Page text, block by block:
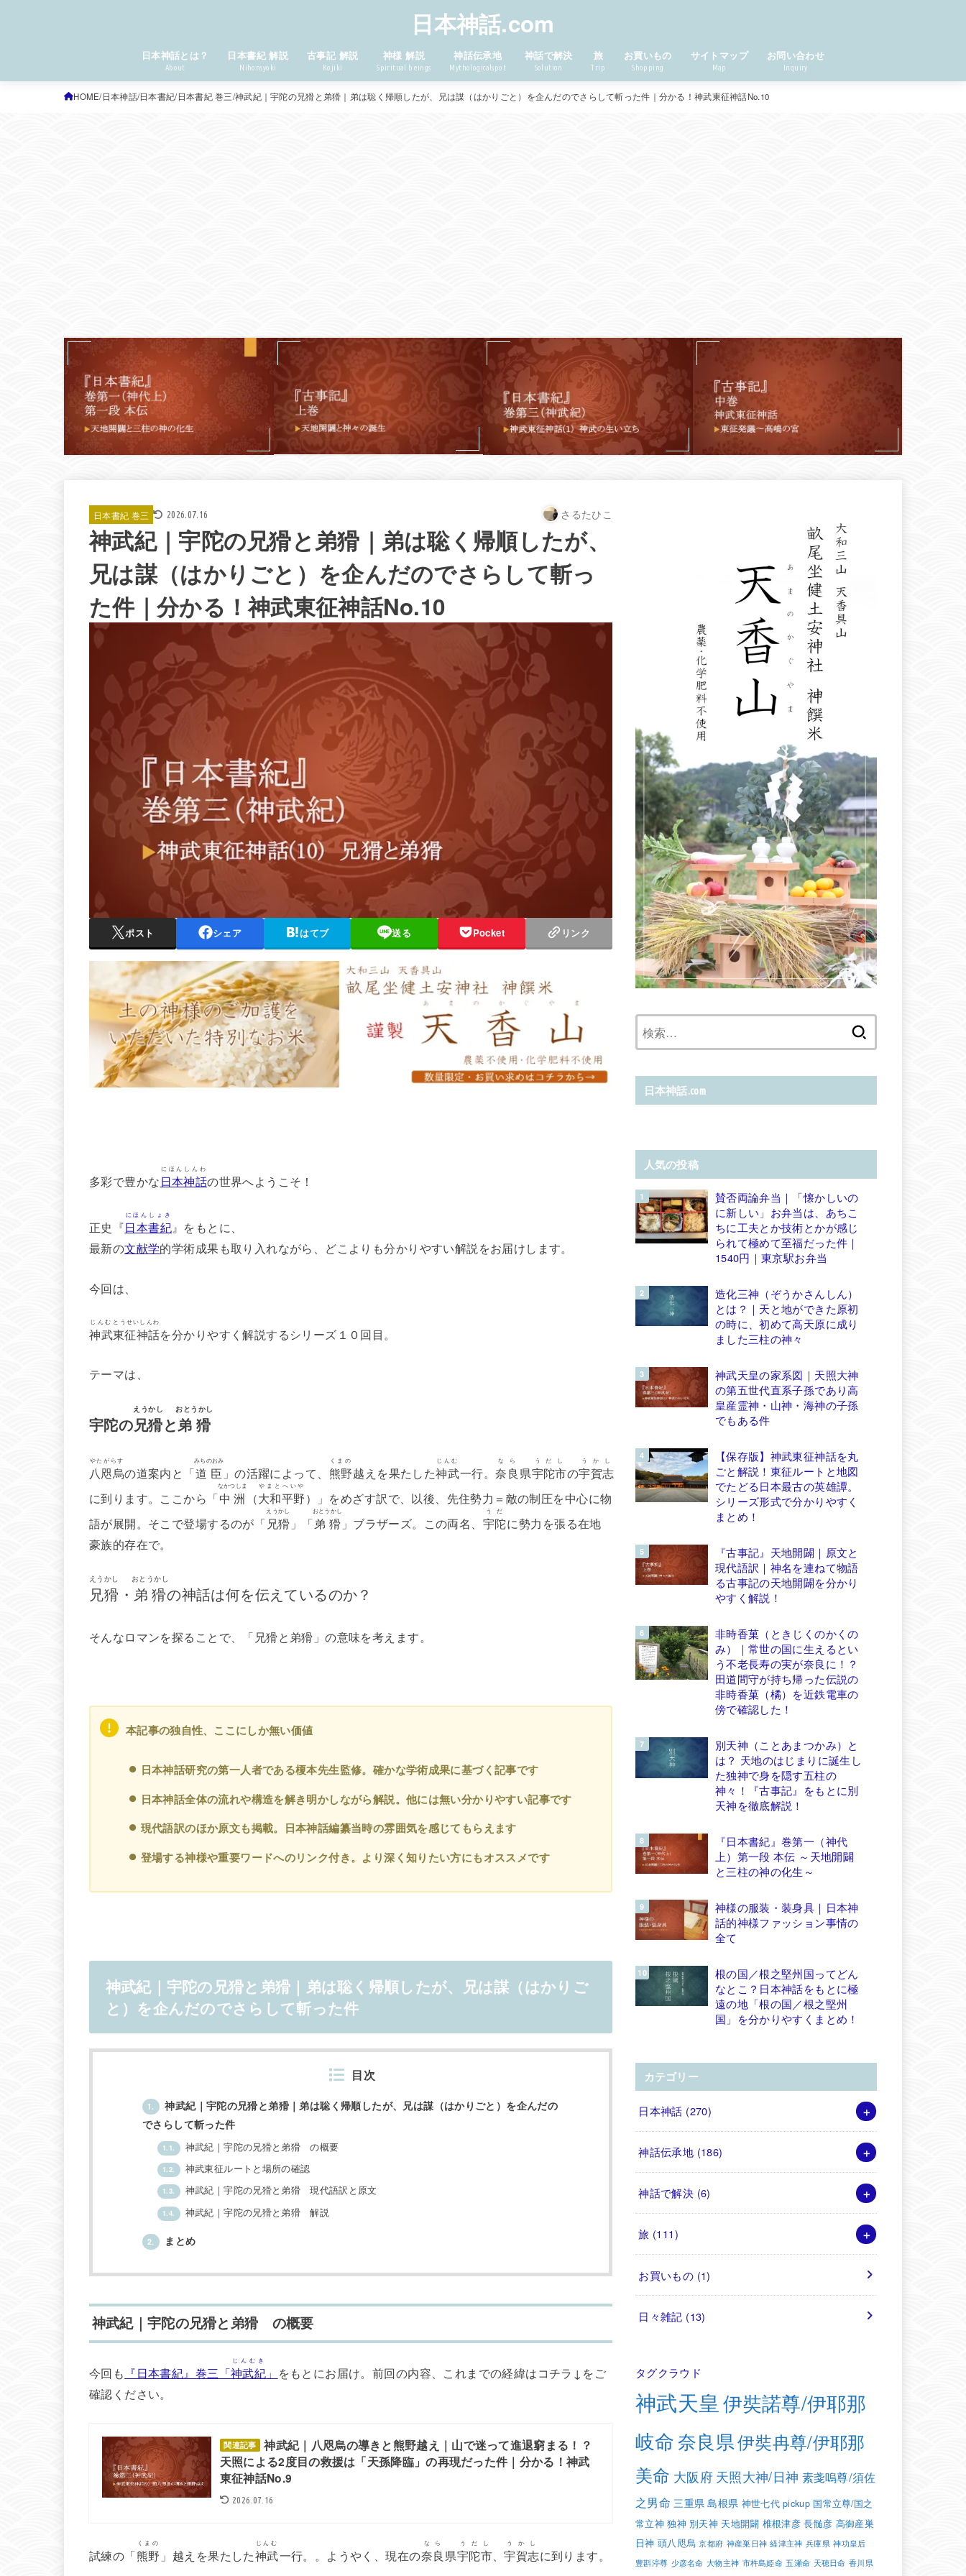
日本神話.com
日本神話とは？
About
日本書紀 解説
Nihonsyoki
古事記 解説
Kojiki
神様 解説
Spiritual beings
神話伝承地
Mythologicalspot
神話で解決
Solution
旅
Trip
お買いもの
Shopping
サイトマップ
Map
お問い合わせ
Inquiry
HOME 日本神話 日本書紀 日本書紀 巻三 神武紀｜宇陀の兄猾と弟猾｜弟は聡く帰順したが、兄は謀（はかりごと）を企んだのでさらして斬った件｜分かる！神武東征神話No.10
日本書紀 巻三 2026.07.16 さるたひこ
神武紀｜宇陀の兄猾と弟猾｜弟は聡く帰順したが、
兄は謀（はかりごと）を企んだのでさらして斬っ
た件｜分かる！神武東征神話No.10
ポスト シェア はてブ 送る Pocket リンク
多彩で豊かな日本神話
にほんしんわ
の世界へようこそ！
正史『日本書紀
にほんしょき
』をもとに、
最新の文献学的学術成果も取り入れながら、どこよりも分かりやすい解説をお届けします。
今回は、
神武
じんむ
東征神話
とうせいしんわ
を分かりやすく解説するシリーズ１０回目。
テーマは、
宇陀の兄猾
えうかし
と弟猾
おとうかし
八咫烏
やたがらす
の道案内と「道臣
みちのおみ
」の活躍によって、 熊野
くまの
越えを果たした神武
じんむ
一行。奈良
なら
県宇陀市
うだし
の宇賀志
うかし
に到ります。ここから「中洲
なかつしま
（大和平野
やまとへいや
）」をめざす訳で、以後、先住勢力＝敵の制圧を中心に物
語が展開。そこで登場するのが「 兄猾
えうかし
」「弟猾
おとうかし
」ブラザーズ。この両名、 宇陀
うだ
に勢力を張る在地
豪族的存在で。
兄猾
えうかし
・ 弟猾
おとうかし
の神話は何を伝えているのか？
そんなロマンを探ることで、「兄猾と弟猾」の意味を考えます。
本記事の独自性、ここにしか無い価値
日本神話研究の第一人者である榎本先生監修。確かな学術成果に基づく記事です
日本神話全体の流れや構造を解き明かしながら解説。他には無い分かりやすい記事です
現代語訳のほか原文も掲載。日本神話編纂当時の雰囲気を感じてもらえます
登場する神様や重要ワードへのリンク付き。より深く知りたい方にもオススメです
神武紀｜宇陀の兄猾と弟猾｜弟は聡く帰順したが、兄は謀（はかりご
と）を企んだのでさらして斬った件
目次
1.
神武紀｜宇陀の兄猾と弟猾｜弟は聡く帰順したが、兄は謀（はかりごと）を企んだの
でさらして斬った件
1.1. 神武紀｜宇陀の兄猾と弟猾 の概要
1.2. 神武東征ルートと場所の確認
1.3. 神武紀｜宇陀の兄猾と弟猾 現代語訳と原文
1.4. 神武紀｜宇陀の兄猾と弟猾 解説
2. まとめ
神武紀｜宇陀の兄猾と弟猾 の概要
今回も 『日本書紀』巻三「神武紀
じんむき
」 をもとにお届け。前回の内容、これまでの経緯はコチラ↓をご
確認ください。
関連記事
神武紀｜八咫烏の導きと熊野越え｜山で迷って進退窮まる！？
天照による2度目の救援は「天孫降臨」の再現だった件｜分かる！神武
東征神話No.9
2026.07.16
試練の「熊野
くまの
」越えを果たした神武
じんむ
一行。。ようやく、現在の奈良
なら
県宇陀市
うだし
、宇賀志
うかし
に到ります。
日本神話.com
人気の投稿
賛否両論弁当｜「懐かしいの
に新しい」お弁当は、あちこ
ちに工夫とか技術とかが感じ
られて極めて至福だった件｜
1540円｜東京駅お弁当
造化三神（ぞうかさんしん）
とは？｜天と地ができた原初
の時に、初めて高天原に成り
ました三柱の神々
神武天皇の家系図｜天照大神
の第五世代直系子孫であり高
皇産霊神・山神・海神の子孫
でもある件
【保存版】神武東征神話を丸
ごと解説！東征ルートと地図
でたどる日本最古の英雄譚。
シリーズ形式で分かりやすく
まとめ！
『古事記』天地開闢｜原文と
現代語訳｜神名を連ねて物語
る古事記の天地開闢を分かり
やすく解説！
非時香菓（ときじくのかくの
み）｜常世の国に生えるとい
う不老長寿の実が奈良に！？
田道間守が持ち帰った伝説の
非時香菓（橘）を近鉄電車の
傍で確認した！
別天神（ことあまつかみ）と
は？ 天地のはじまりに誕生し
た独神で身を隠す五柱の
神々！『古事記』をもとに別
天神を徹底解説！
『日本書紀』巻第一（神代
上）第一段 本伝 ～天地開闢
と三柱の神の化生～
神様の服装・装身具｜日本神
話的神様ファッション事情の
全て
根の国／根之堅州国ってどん
なとこ？日本神話をもとに極
遠の地「根の国／根之堅州
国」を分かりやすくまとめ！
カテゴリー
日本神話 (270)
神話伝承地 (186)
神話で解決 (6)
旅 (111)
お買いもの (1)
日々雑記 (13)
タグクラウド
神武天皇 伊奘諾尊/伊耶那
岐命奈良県伊奘冉尊/伊耶那
美命 大阪府天照大神/日神 素戔嗚尊/須佐
之男命 三重県 島根県 神世七代 pickup 国常立尊/国之
常立神 独神 別天神 天地開闢 椎根津彦 長髄彦 高御産巣
日神 頭八咫烏 京都府 神産巣日神 経津主神 兵庫県 神功皇后
豊斟渟尊 少彦名命 大物主神 市杵島姫命 五瀬命 天穂日命 香川県